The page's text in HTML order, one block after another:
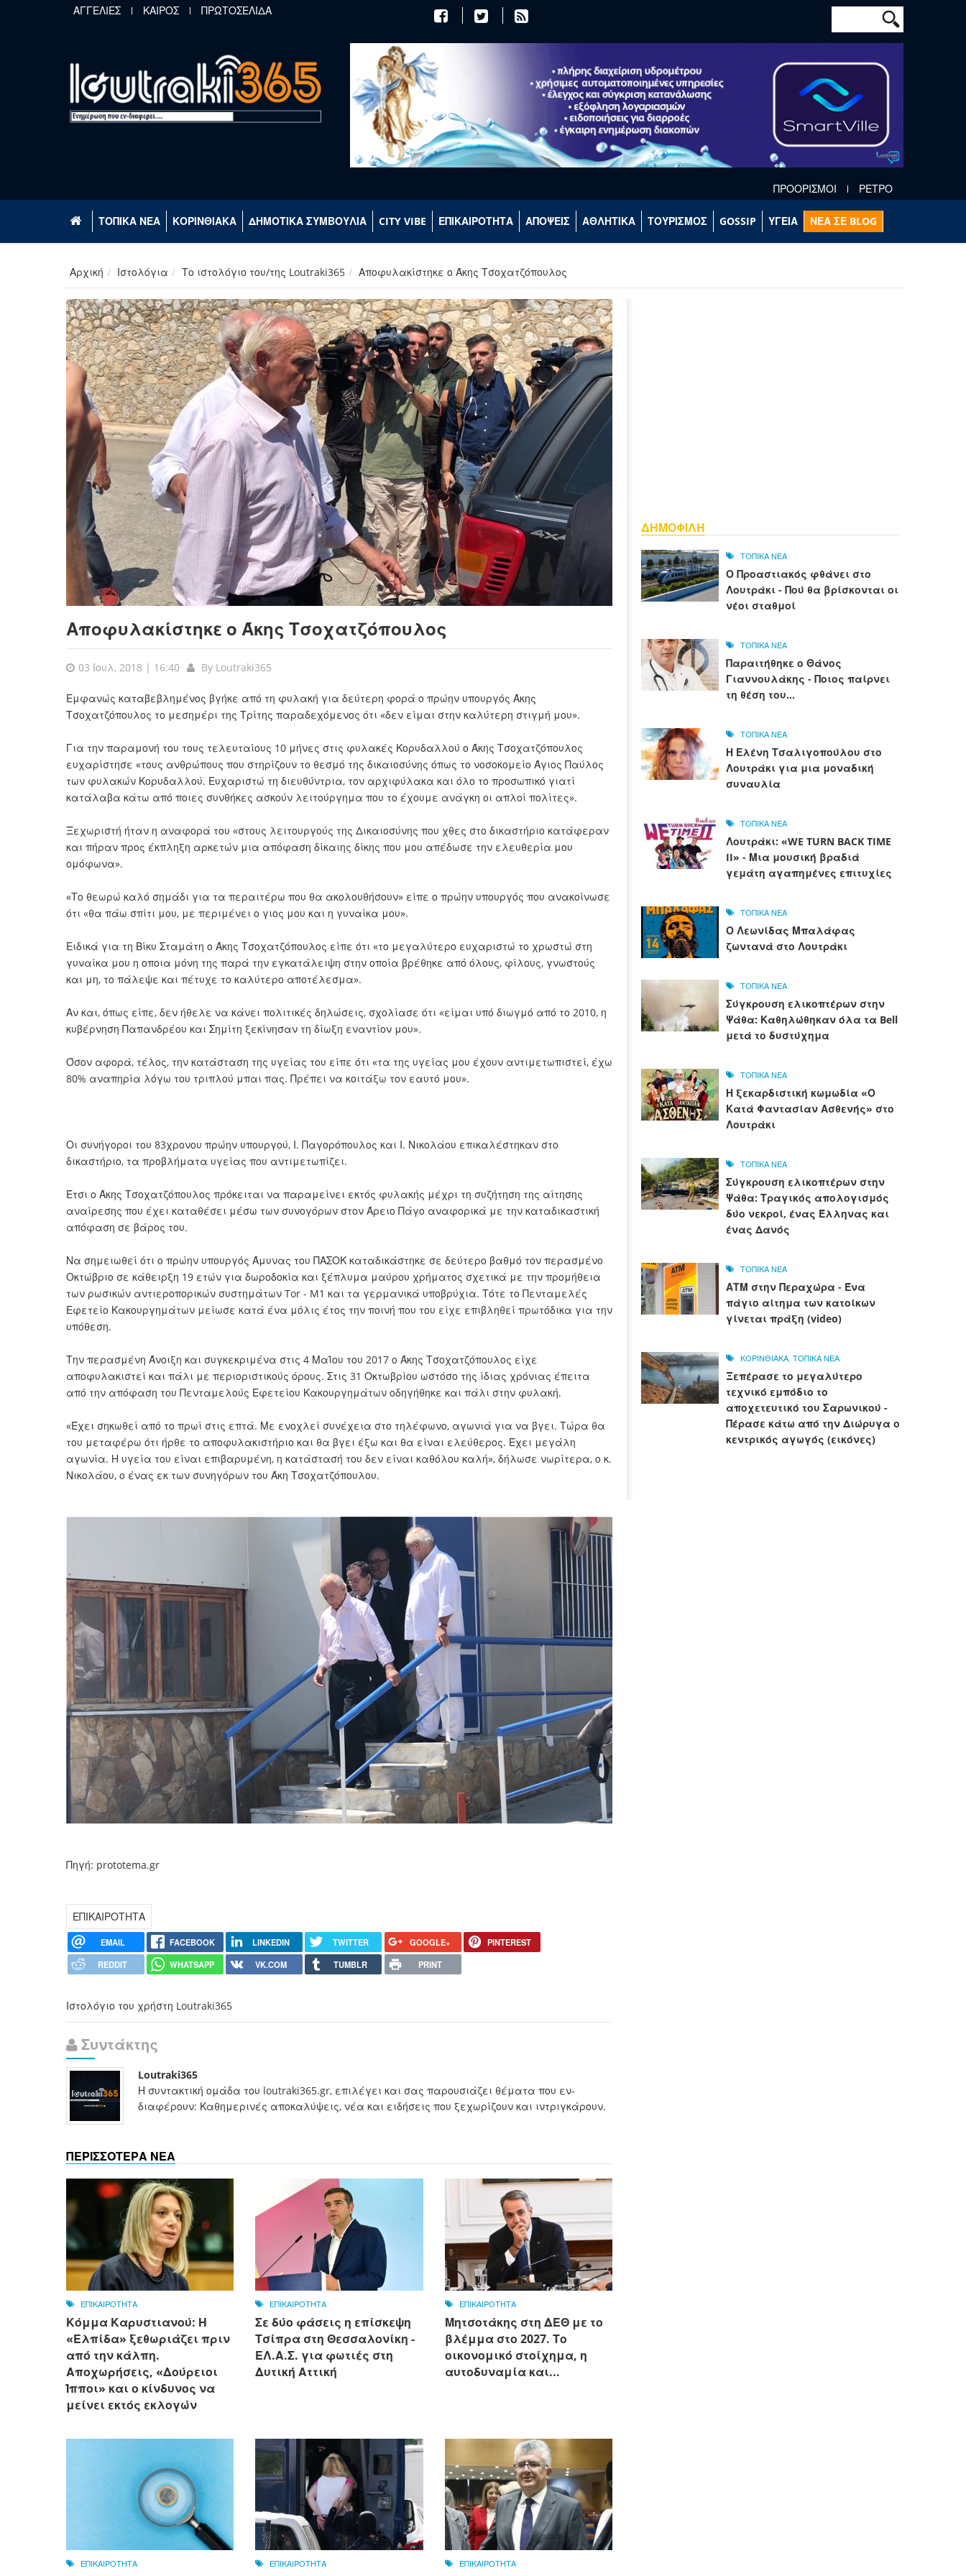
Παράκαμψη προς το κυρίως περιεχόμενο
ΑΓΓΕΛΙΕΣ ΚΑΙΡΟΣ ΠΡΩΤΟΣΕΛΙΔΑ Φόρμα
Αναζήτηση
ΠΡΟΟΡΙΣΜΟΙ ΡΕΤΡΟ
ΤΟΠΙΚΑ ΝΕΑ ΚΟΡΙΝΘΙΑΚΑ ΔΗΜΟΤΙΚΑ ΣΥΜΒΟΥΛΙΑ CITY VIBE ΕΠΙΚΑΙΡΟΤΗΤΑ ΑΠΟΨΕΙΣ ΑΘΛΗΤΙΚΑ ΤΟΥΡΙΣΜΟΣ GOSSIP ΥΓΕΙΑ ΝΕΑ ΣΕ BLOG
Αρχική Ιστολόγια Το ιστολόγιο του/της Loutraki365 Αποφυλακίστηκε ο Άκης Τσοχατζόπουλος
Αποφυλακίστηκε ο Άκης Τσοχατζόπουλος
03 Ιουλ, 2018 | 16:40 By Loutraki365
Εμφανώς καταβεβλημένος βγήκε από τη φυλακή για δεύτερη φορά ο πρώην υπουργός Άκης
Τσοχατζόπουλος το μεσημέρι της Τρίτης παραδεχόμενος ότι «δεν είμαι στην καλύτερη στιγμή μου».
Για την παραμονή του τους τελευταίους 10 μήνες στις φυλακές Κορυδαλλού ο Άκης Τσοχατζόπουλος
ευχαρίστησε «τους ανθρώπους που στηρίζουν το θεσμό της δικαιοσύνης όπως το νοσοκομείο Άγιος Παύλος
των φυλακών Κορυδαλλού. Ευχαριστώ τη διευθύντρια, τον αρχιφύλακα και όλο το προσωπικό γιατί
κατάλαβα κάτω από ποιες συνθήκες ασκούν λειτούργημα που το έχουμε ανάγκη οι απλοί πολίτες».
Ξεχωριστή ήταν η αναφορά του «στους λειτουργούς της Δικαιοσύνης που χθες στο δικαστήριο κατάφεραν
και πήραν προς έκπληξη αρκετών μια απόφαση δίκαιης δίκης που μου απέδωσε την ελευθερία μου
ομόφωνα».
«Το θεωρώ καλό σημάδι για τα περαιτέρω που θα ακολουθήσουν» είπε ο πρώην υπουργός που ανακοίνωσε
ότι «θα πάω σπίτι μου, με περιμένει ο γιος μου και η γυναίκα μου».
Ειδικά για τη Βίκυ Σταμάτη ο Άκης Τσοχατζόπουλος είπε ότι «το μεγαλύτερο ευχαριστώ το χρωστώ στη
γυναίκα μου η οποια μόνη της παρά την εγκατάλειψη στην οποία βρέθηκε από όλους, φίλους, γνωστούς
και μη, το πάλεψε και πέτυχε το καλύτερο αποτέλεσμα».
Αν και, όπως είπε, δεν ήθελε να κάνει πολιτικές δηλώσεις, σχολίασε ότι «είμαι υπό διωγμό από το 2010, η
κυβέρνηση Παπανδρέου και Σημίτη ξεκίνησαν τη δίωξη εναντίον μου».
Όσον αφορά, τέλος, την κατάσταση της υγείας του είπε ότι «τα της υγείας μου έχουν αντιμετωπιστεί, έχω
80% αναπηρία λόγω του τριπλού μπαι πας. Πρέπει να κοιτάξω τον εαυτό μου».
Οι συνήγοροι του 83χρονου πρώην υπουργού, Ι. Παγορόπουλος και Ι. Νικολάου επικαλέστηκαν στο
δικαστήριο, τα προβλήματα υγείας που αντιμετωπίζει.
Έτσι ο Άκης Τσοχατζόπουλος πρόκειται να παραμείνει εκτός φυλακής μέχρι τη συζήτηση της αίτησης
αναίρεσης που έχει καταθέσει μέσω των συνογόρων στον Άρειο Πάγο αναφορικά με την καταδικαστική
απόφαση σε βάρος του.
Να σημειωθεί ότι ο πρώην υπουργός Άμυνας του ΠΑΣΟΚ καταδικάστηκε σε δεύτερο βαθμό τον περασμένο
Οκτώβριο σε κάθειρξη 19 ετών για δωροδοκία και ξέπλυμα μαύρου χρήματος σχετικά με την προμήθεια
των ρωσικών αντιεροπορικών συστημάτων Tor - M1 και τα γερμανικά υποβρύχια. Τότε το Πενταμελές
Εφετείο Κακουργημάτων μείωσε κατά ένα μόλις έτος την ποινή που του είχε επιβληθεί πρωτόδικα για την
υπόθεση.
Την περασμένη Άνοιξη και συγκεκριμένα στις 4 Μαΐου του 2017 ο Άκης Τσοχατζόπουλος είχε
αποφυλακιστεί και πάλι με περιοριστικούς όρους. Στις 31 Οκτωβρίου ωστόσο της ίδιας χρόνιας έπειτα
από την απόφαση του Πενταμελούς Εφετείου Κακουργημάτων οδηγήθηκε και πάλι στην φυλακή.
«Έχει σηκωθεί από το πρωί στις επτά. Με ενοχλεί συνέχεια στο τηλέφωνο, αγωνιά για να βγει. Τώρα θα
του μεταφέρω ότι ήρθε το αποφυλακιστήριο και θα βγει έξω και θα είναι ελεύθερος. Έχει μεγάλη
αγωνία. Η υγεία του είναι επιβαρυμένη, η κατάστασή του δεν είναι καθόλου καλή», δήλωσε νωρίτερα, ο κ.
Νικολάου, ο ένας εκ των συνηγόρων του Άκη Τσοχατζόπουλου.
Πηγή: prototema.gr
ΕΠΙΚΑΙΡΟΤΗΤΑ
EMAIL FACEBOOK LINKEDIN TWITTER GOOGLE+
PINTEREST
REDDIT
WHATSAPP VK.COM TUMBLR PRINT
Ιστολόγιο του χρήστη Loutraki365
Συντάκτης
Loutraki365
Η συντακτική ομάδα του loutraki365.gr, επιλέγει και σας παρουσιάζει θέματα που εν-
διαφέρουν: Καθημερινές αποκαλύψεις, νέα και ειδήσεις που ξεχωρίζουν και ιντριγκάρουν.
ΠΕΡΙΣΣΟΤΕΡΑ ΝΕΑ
ΕΠΙΚΑΙΡΟΤΗΤΑ
Κόμμα Καρυστιανού: Η
«Ελπίδα» ξεθωριάζει πριν
από την κάλπη.
Αποχωρήσεις, «Δούρειοι
Ίπποι» και ο κίνδυνος να
μείνει εκτός εκλογών
ΕΠΙΚΑΙΡΟΤΗΤΑ
Σε δύο φάσεις η επίσκεψη
Τσίπρα στη Θεσσαλονίκη -
ΕΛ.Α.Σ. για φωτιές στη
Δυτική Αττική
ΕΠΙΚΑΙΡΟΤΗΤΑ
Μητσοτάκης στη ΔΕΘ με το
βλέμμα στο 2027. Το
οικονομικό στοίχημα, η
αυτοδυναμία και...
ΕΠΙΚΑΙΡΟΤΗΤΑ ΕΠΙΚΑΙΡΟΤΗΤΑ ΕΠΙΚΑΙΡΟΤΗΤΑ
ΔΗΜΟΦΙΛΗ
ΤΟΠΙΚΑ ΝΕΑ
Ο Προαστιακός φθάνει στο
Λουτράκι - Πού θα βρίσκονται οι
νέοι σταθμοί
ΤΟΠΙΚΑ ΝΕΑ
Παραιτήθηκε ο Θάνος
Γιαννουλάκης - Ποιος παίρνει
τη θέση του...
ΤΟΠΙΚΑ ΝΕΑ
Η Ελένη Τσαλιγοπούλου στο
Λουτράκι για μια μοναδική
συναυλία
ΤΟΠΙΚΑ ΝΕΑ
Λουτράκι: «WE TURN BACK TIME
II» - Μια μουσική βραδιά
γεμάτη αγαπημένες επιτυχίες
ΤΟΠΙΚΑ ΝΕΑ
Ο Λεωνίδας Μπαλάφας
ζωντανά στο Λουτράκι
ΤΟΠΙΚΑ ΝΕΑ
Σύγκρουση ελικοπτέρων στην
Ψάθα: Καθηλώθηκαν όλα τα Bell
μετά το δυστύχημα
ΤΟΠΙΚΑ ΝΕΑ
Η ξεκαρδιστική κωμωδία «Ο
Κατά Φαντασίαν Ασθενής» στο
Λουτράκι
ΤΟΠΙΚΑ ΝΕΑ
Σύγκρουση ελικοπτέρων στην
Ψάθα: Τραγικός απολογισμός
δύο νεκροί, ένας Έλληνας και
ένας Δανός
ΤΟΠΙΚΑ ΝΕΑ
ΑΤΜ στην Περαχώρα - Ένα
πάγιο αίτημα των κατοίκων
γίνεται πράξη (video)
ΚΟΡΙΝΘΙΑΚΑ, ΤΟΠΙΚΑ ΝΕΑ
Ξεπέρασε το μεγαλύτερο
τεχνικό εμπόδιο το
αποχετευτικό του Σαρωνικού -
Πέρασε κάτω από την Διώρυγα ο
κεντρικός αγωγός (εικόνες)